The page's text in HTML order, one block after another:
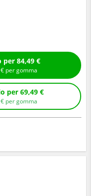
Compra con montaggio per 84,49 €
€ per gomma
Compra senza montaggio per 69,49 €
€ per gomma